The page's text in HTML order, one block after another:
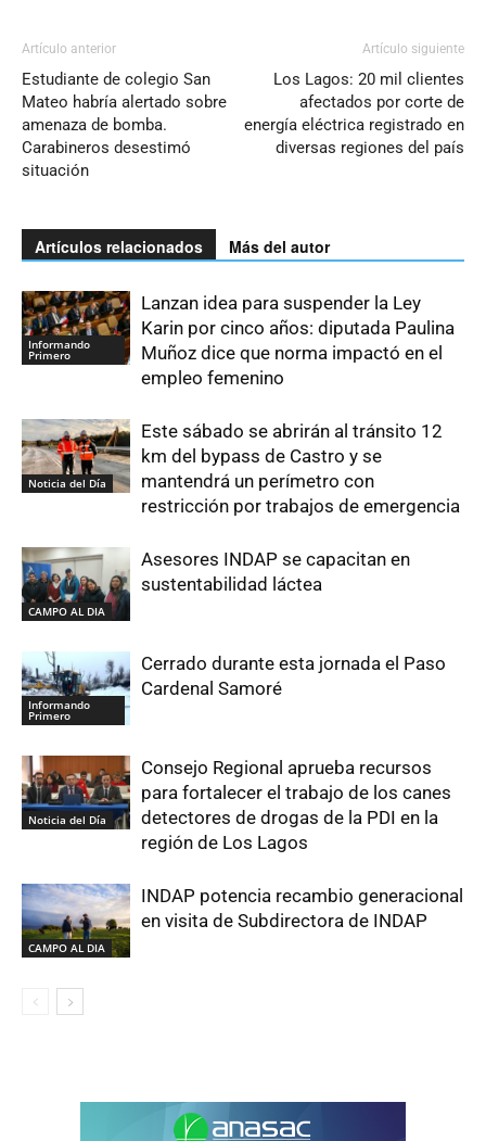
Artículo anterior
Estudiante de colegio San
Mateo habría alertado sobre
amenaza de bomba.
Carabineros desestimó
situación
Artículo siguiente
Los Lagos: 20 mil clientes
afectados por corte de
energía eléctrica registrado en
diversas regiones del país
Artículos relacionados Más del autor
Informando
Primero
Lanzan idea para suspender la Ley
Karin por cinco años: diputada Paulina
Muñoz dice que norma impactó en el
empleo femenino
Noticia del Día
Este sábado se abrirán al tránsito 12
km del bypass de Castro y se
mantendrá un perímetro con
restricción por trabajos de emergencia
CAMPO AL DIA
Asesores INDAP se capacitan en
sustentabilidad láctea
Informando
Primero
Cerrado durante esta jornada el Paso
Cardenal Samoré
Noticia del Día
Consejo Regional aprueba recursos
para fortalecer el trabajo de los canes
detectores de drogas de la PDI en la
región de Los Lagos
CAMPO AL DIA
INDAP potencia recambio generacional
en visita de Subdirectora de INDAP